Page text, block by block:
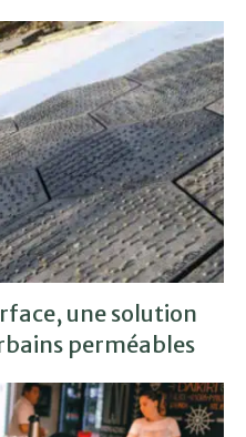
une solution
perméables